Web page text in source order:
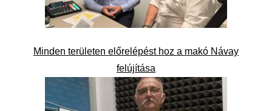
Minden területen előrelépést hoz a makó Návay
felújítása